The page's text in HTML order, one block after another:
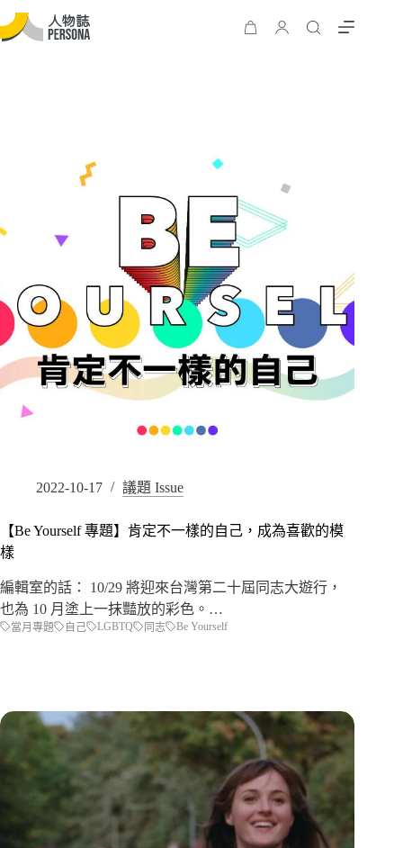
2022-10-17 議題 Issue
【Be Yourself 專題】肯定不一樣的自己，成為喜歡的模
樣
編輯室的話： 10/29 將迎來台灣第二十屆同志大遊行，
也為 10 月塗上一抹豔放的彩色。…
當月專題 自己 LGBTQ 同志 Be Yourself